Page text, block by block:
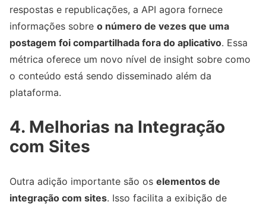
respostas e republicações, a API agora fornece
informações sobre o número de vezes que uma
postagem foi compartilhada fora do aplicativo. Essa
métrica oferece um novo nível de insight sobre como
o conteúdo está sendo disseminado além da
plataforma.
4. Melhorias na Integração
com Sites
Outra adição importante são os elementos de
integração com sites. Isso facilita a exibição de